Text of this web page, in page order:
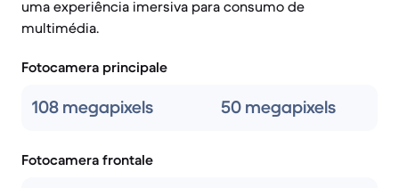
uma experiência imersiva para consumo de
multimédia.
Fotocamera principale
108 megapixels 50 megapixels
Fotocamera frontale